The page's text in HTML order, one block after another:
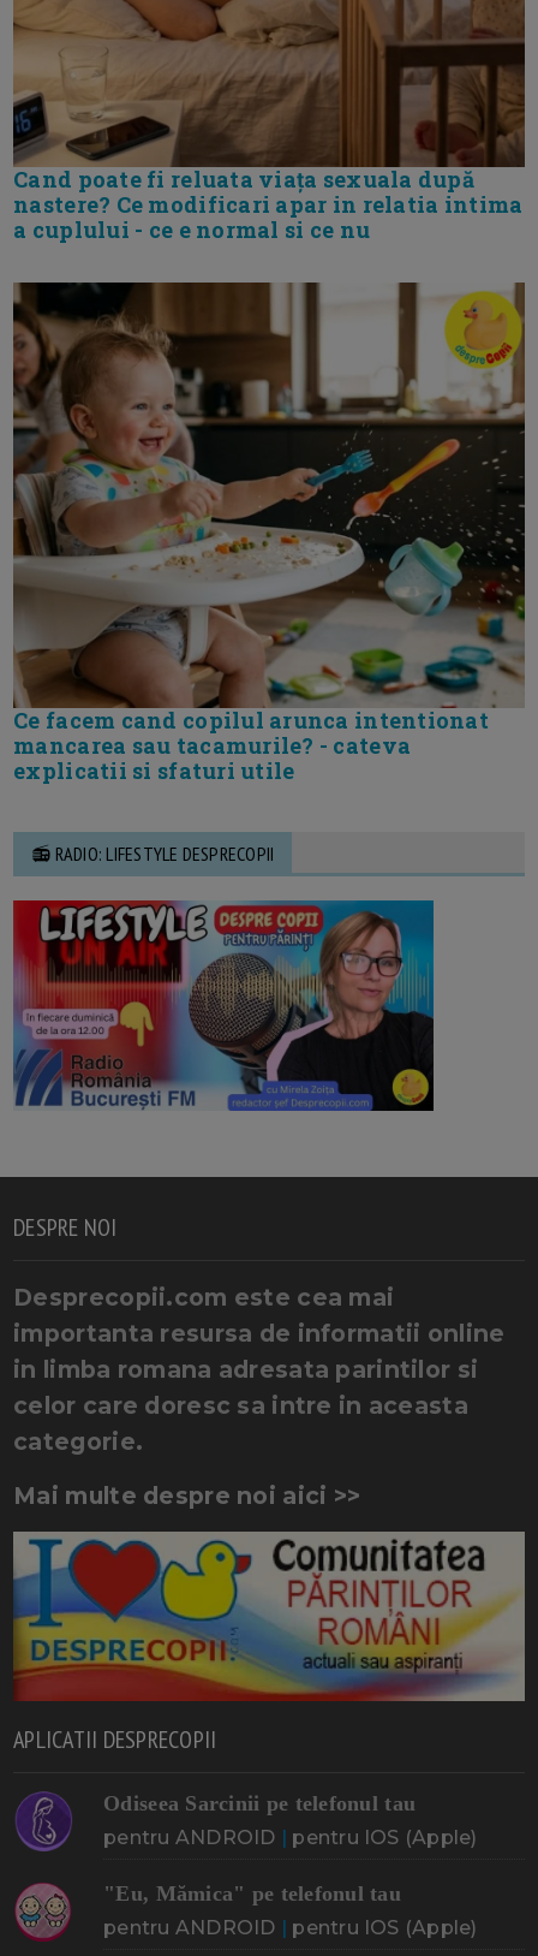
Cand poate fi reluata viața sexuala după
nastere? Ce modificari apar in relatia intima
a cuplului - ce e normal si ce nu
Ce facem cand copilul arunca intentionat
mancarea sau tacamurile? - cateva
explicatii si sfaturi utile
📻 RADIO: LIFESTYLE DESPRECOPII
DESPRE NOI
Desprecopii.com este cea mai
importanta resursa de informatii online
in limba romana adresata parintilor si
celor care doresc sa intre in aceasta
categorie.
Mai multe despre noi aici >>
APLICATII DESPRECOPII
Odiseea Sarcinii pe telefonul tau
pentru ANDROID | pentru IOS (Apple)
"Eu, Mămica" pe telefonul tau
pentru ANDROID | pentru IOS (Apple)